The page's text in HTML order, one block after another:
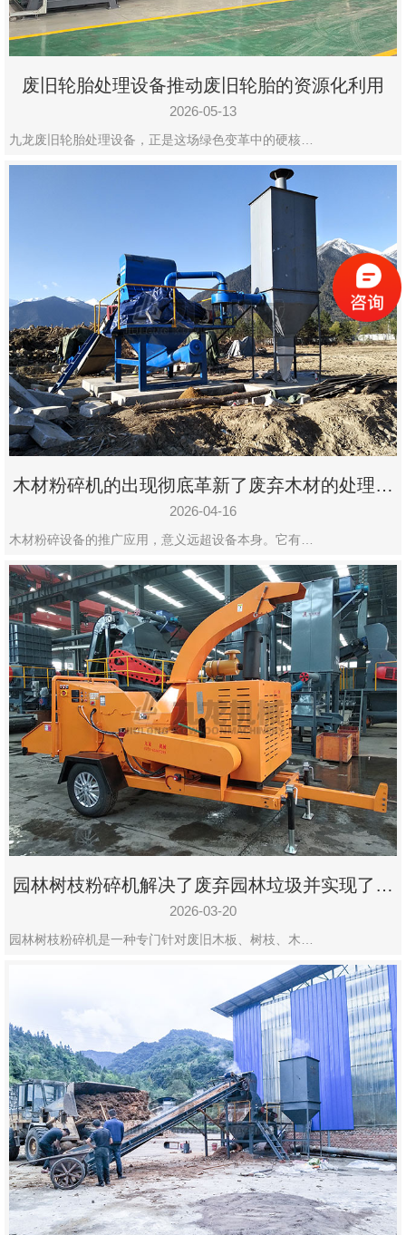
废旧轮胎处理设备推动废旧轮胎的资源化利用
2026-05-13
九龙废旧轮胎处理设备，正是这场绿色变革中的硬核…
木材粉碎机的出现彻底革新了废弃木材的处理模
式
2026-04-16
木材粉碎设备的推广应用，意义远超设备本身。它有…
园林树枝粉碎机解决了废弃园林垃圾并实现了再
利用
2026-03-20
园林树枝粉碎机是一种专门针对废旧木板、树枝、木…